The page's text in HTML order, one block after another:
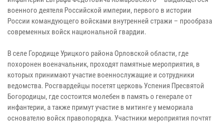
военного деятеля Российской империи, первого в истории
России командующего войсками внутренней стражи – прообраза
современных войск национальной гвардии.
В селе Городище Урицкого района Орловской области, где
похоронен военачальник, проходят памятные мероприятия, в
которых принимают участие военнослужащие и сотрудники
ведомства. Росгвардейцы посетят церковь Успения Пресвятой
Богородицы, где состоится молебен в память о генерале от
инфантерии, а также примут участие в митинге у мемориала
основателю войск правопорядка. Участники мероприятия почтят